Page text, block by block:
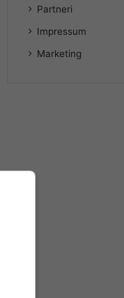
Partneri
Impressum
Marketing